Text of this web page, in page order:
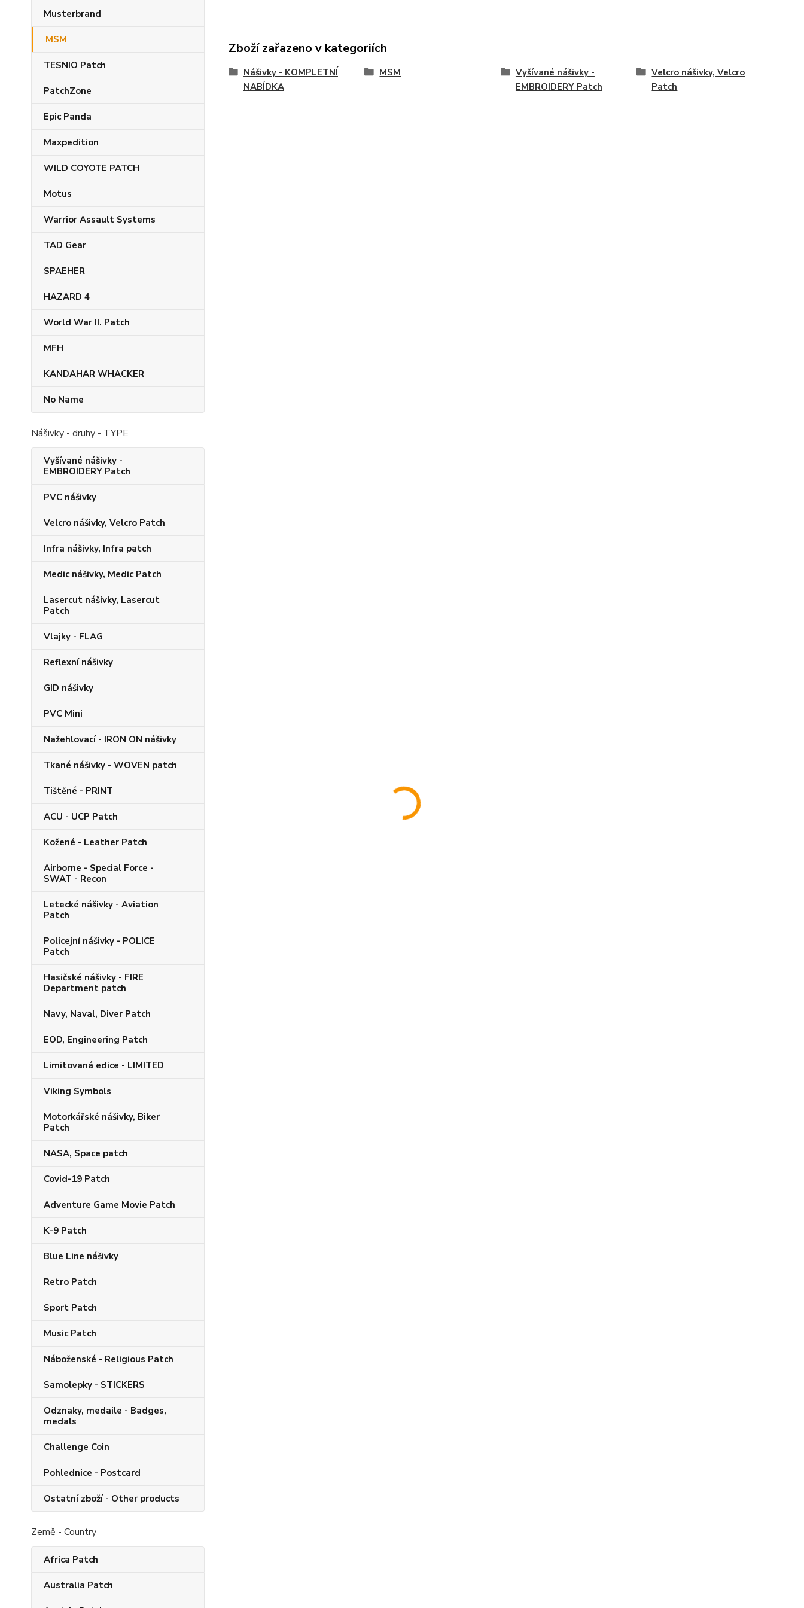
Musterbrand
MSM
TESNIO Patch
PatchZone
Epic Panda
Maxpedition
WILD COYOTE PATCH
Motus
Warrior Assault Systems
TAD Gear
SPAEHER
HAZARD 4
World War II. Patch
MFH
KANDAHAR​ WHACKER
No Name
Nášivky - druhy - TYPE
Vyšívané nášivky -
EMBROIDERY Patch
PVC nášivky
Velcro nášivky, Velcro Patch
Infra nášivky, Infra patch
Medic nášivky, Medic Patch
Lasercut nášivky, Lasercut
Patch
Vlajky - FLAG
Reflexní nášivky
GID nášivky
PVC Mini
Nažehlovací - IRON ON nášivky
Tkané nášivky - WOVEN patch
Tištěné - PRINT
ACU - UCP Patch
Kožené - Leather Patch
Airborne - Special Force -
SWAT - Recon
Letecké nášivky - Aviation
Patch
Policejní nášivky - POLICE
Patch
Hasičské nášivky - FIRE
Department patch
Navy, Naval, Diver Patch
EOD, Engineering Patch
Limitovaná edice - LIMITED
Viking Symbols
Motorkářské nášivky, Biker
Patch
NASA, Space patch
Covid-19 Patch
Adventure Game Movie Patch
K-9 Patch
Blue Line nášivky
Retro Patch
Sport Patch
Music Patch
Náboženské - Religious Patch
Samolepky - STICKERS
Odznaky, medaile - Badges,
medals
Challenge Coin
Pohlednice - Postcard
Ostatní zboží - Other products
Země - Country
Africa Patch
Australia Patch
Zboží zařazeno v kategoriích
Nášivky - KOMPLETNÍ
NABÍDKA
MSM
Vyšívané nášivky -
EMBROIDERY Patch
Velcro nášivky, Velcro
Patch